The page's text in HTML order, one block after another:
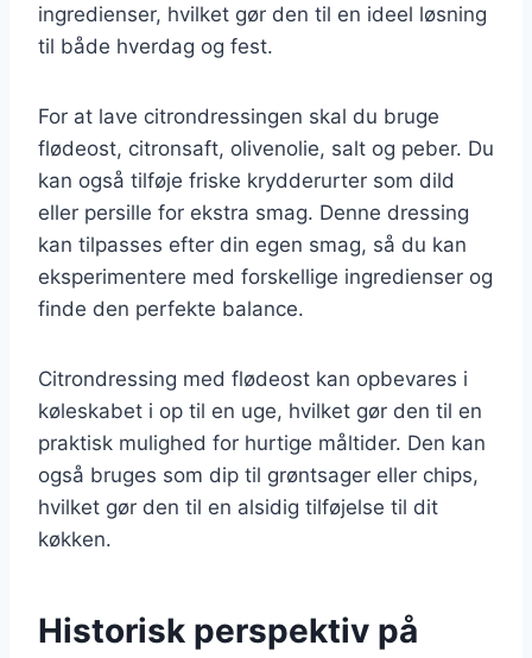
ingredienser, hvilket gør den til en ideel løsning
til både hverdag og fest.
For at lave citrondressingen skal du bruge
flødeost, citronsaft, olivenolie, salt og peber. Du
kan også tilføje friske krydderurter som dild
eller persille for ekstra smag. Denne dressing
kan tilpasses efter din egen smag, så du kan
eksperimentere med forskellige ingredienser og
finde den perfekte balance.
Citrondressing med flødeost kan opbevares i
køleskabet i op til en uge, hvilket gør den til en
praktisk mulighed for hurtige måltider. Den kan
også bruges som dip til grøntsager eller chips,
hvilket gør den til en alsidig tilføjelse til dit
køkken.
Historisk perspektiv på